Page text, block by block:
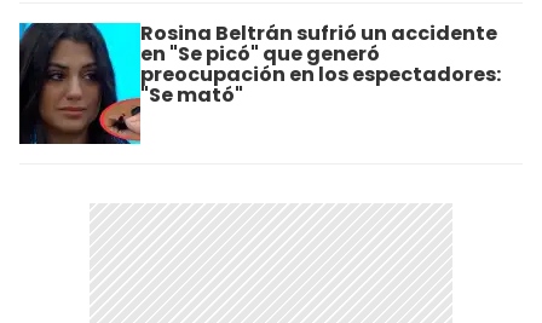
Rosina Beltrán sufrió un accidente
en "Se picó" que generó
preocupación en los espectadores:
"Se mató"